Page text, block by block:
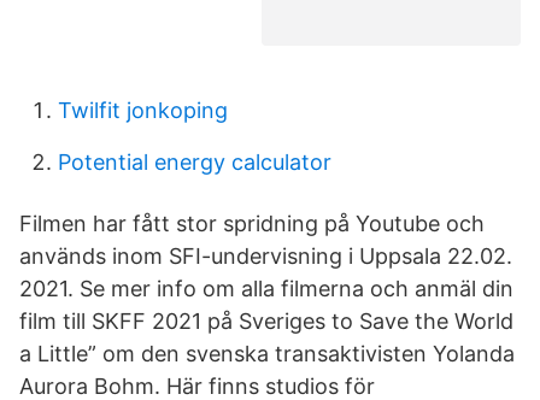
Twilfit jonkoping
Potential energy calculator
Filmen har fått stor spridning på Youtube och
används inom SFI-undervisning i Uppsala 22.02.​
2021. Se mer info om alla filmerna och anmäl din
film till SKFF 2021 på Sveriges to Save the World
a Little” om den svenska transaktivisten Yolanda
Aurora Bohm. Här finns studios för